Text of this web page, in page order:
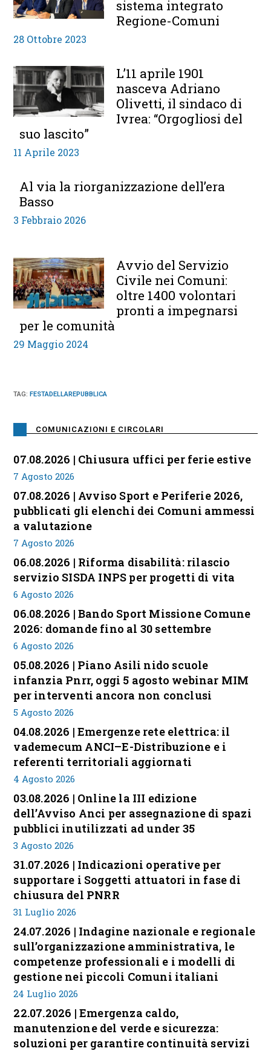
sistema integrato
Regione-Comuni
28 Ottobre 2023
L’11 aprile 1901
nasceva Adriano
Olivetti, il sindaco di
Ivrea: “Orgogliosi del
suo lascito”
11 Aprile 2023
Al via la riorganizzazione dell’era
Basso
3 Febbraio 2026
Avvio del Servizio
Civile nei Comuni:
oltre 1400 volontari
pronti a impegnarsi
per le comunità
29 Maggio 2024
TAG:FESTADELLAREPUBBLICA
COMUNICAZIONI E CIRCOLARI
07.08.2026 | Chiusura uffici per ferie estive
7 Agosto 2026
07.08.2026 | Avviso Sport e Periferie 2026,
pubblicati gli elenchi dei Comuni ammessi
a valutazione
7 Agosto 2026
06.08.2026 | Riforma disabilità: rilascio
servizio SISDA INPS per progetti di vita
6 Agosto 2026
06.08.2026 | Bando Sport Missione Comune
2026: domande fino al 30 settembre
6 Agosto 2026
05.08.2026 | Piano Asili nido scuole
infanzia Pnrr, oggi 5 agosto webinar MIM
per interventi ancora non conclusi
5 Agosto 2026
04.08.2026 | Emergenze rete elettrica: il
vademecum ANCI–E-Distribuzione e i
referenti territoriali aggiornati
4 Agosto 2026
03.08.2026 | Online la III edizione
dell’Avviso Anci per assegnazione di spazi
pubblici inutilizzati ad under 35
3 Agosto 2026
31.07.2026 | Indicazioni operative per
supportare i Soggetti attuatori in fase di
chiusura del PNRR
31 Luglio 2026
24.07.2026 | Indagine nazionale e regionale
sull’organizzazione amministrativa, le
competenze professionali e i modelli di
gestione nei piccoli Comuni italiani
24 Luglio 2026
22.07.2026 | Emergenza caldo,
manutenzione del verde e sicurezza:
soluzioni per garantire continuità servizi